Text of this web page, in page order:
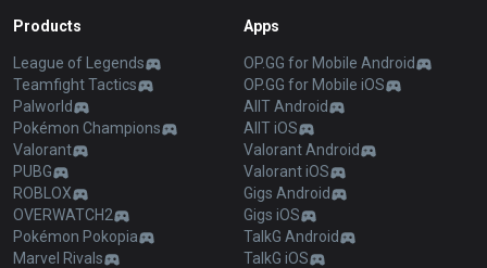
Products
League of Legends
Teamfight Tactics
Palworld
Pokémon Champions
Valorant
PUBG
ROBLOX
OVERWATCH2
Pokémon Pokopia
Marvel Rivals
Apps
OP.GG for Mobile Android
OP.GG for Mobile iOS
AllT Android
AllT iOS
Valorant Android
Valorant iOS
Gigs Android
Gigs iOS
TalkG Android
TalkG iOS